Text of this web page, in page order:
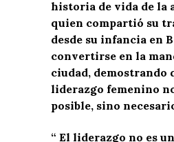
historia de vida de la
quien compartió su
desde su infancia en
convertirse en la
ciudad, demostrando
liderazgo femenino
posible, sino
“ El liderazgo no es